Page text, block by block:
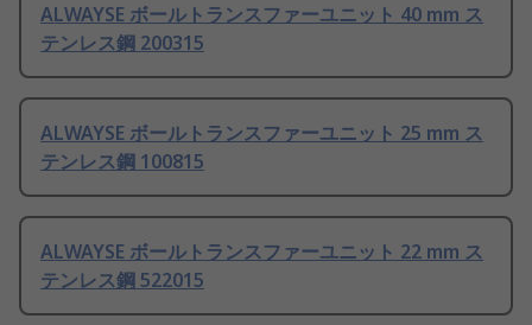
ALWAYSE ボールトランスファーユニット 40 mm ス
テンレス鋼 200315
ALWAYSE ボールトランスファーユニット 25 mm ス
テンレス鋼 100815
ALWAYSE ボールトランスファーユニット 22 mm ス
テンレス鋼 522015